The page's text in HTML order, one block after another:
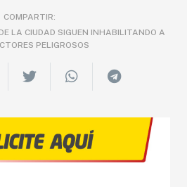
NOVEDADES
COMPARTIR:
LA CIUDAD SIGUEN INHABILITANDO A
PELIGROSOS